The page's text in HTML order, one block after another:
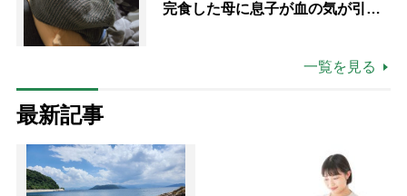
完食した母に息子が血の気が引い
一覧を見る
最新記事